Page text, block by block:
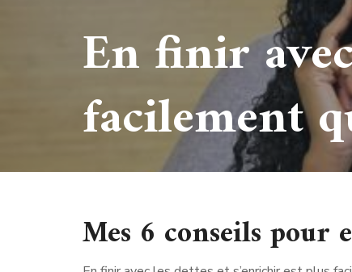
En finir
facilement
Mes 6 conseils pour